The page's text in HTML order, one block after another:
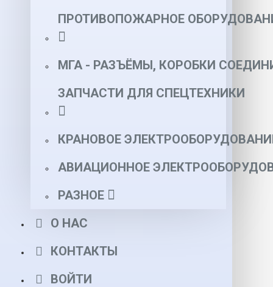
ПРОТИВОПОЖАРНОЕ
МГА - РАЗЪЁМЫ, КОРОБКИ
ЗАПЧАСТИ ДЛЯ СПЕЦТЕХНИКИ
КРАНОВОЕ
АВИАЦИОННОЕ
РАЗНОЕ
О НАС
КОНТАКТЫ
ВОЙТИ